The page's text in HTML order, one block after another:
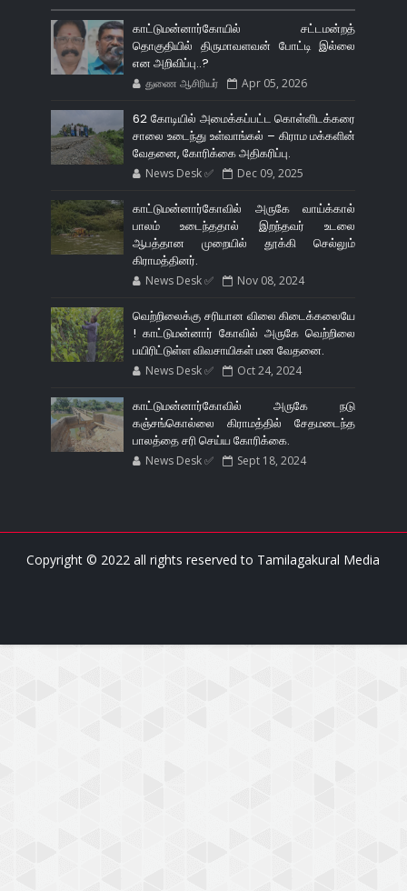
காட்டுமன்னார்கோயில் சட்டமன்றத்
தொகுதியில் திருமாவளவன் போட்டி இல்லை
என அறிவிப்பு..?
துணை ஆசிரியர் Apr 05, 2026
62 கோடியில் அமைக்கப்பட்ட கொள்ளிடக்கரை
சாலை உடைந்து உள்வாங்கல் – கிராம மக்களின்
வேதனை, கோரிக்கை அதிகரிப்பு.
News Desk ✅ Dec 09, 2025
காட்டுமன்னார்கோவில் அருகே வாய்க்கால்
பாலம் உடைந்ததால் இறந்தவர் உடலை
ஆபத்தான முறையில் தூக்கி செல்லும்
கிராமத்தினர்.
News Desk ✅ Nov 08, 2024
வெற்றிலைக்கு சரியான விலை கிடைக்கலையே
! காட்டுமன்னார் கோவில் அருகே வெற்றிலை
பயிரிட்டுள்ள விவசாயிகள் மன வேதனை.
News Desk ✅ Oct 24, 2024
காட்டுமன்னார்கோவில் அருகே நடு
கஞ்சங்கொல்லை கிராமத்தில் சேதமடைந்த
பாலத்தை சரி செய்ய கோரிக்கை.
News Desk ✅ Sept 18, 2024
Copyright © 2022 all rights reserved to Tamilagakural Media